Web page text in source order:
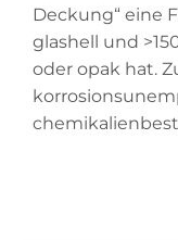
Deckung“ eine
glashell und
oder opak hat.